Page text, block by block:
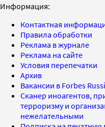
Информация:
Контактная
Правила обработки
Реклама в журнале
Реклама на сайте
Условия перепечатки
Архив
Вакансии в Forbes
Сканер иноагентов,
терроризму и
нежелательными